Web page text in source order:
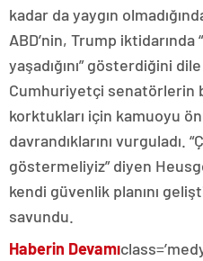
kadar da yaygın
ABD’nin, Trump
yaşadığını” gösterdiğini
Cumhuriyetçi senatörlerin
korktukları için kamuoyu
davrandıklarını vurguladı.
göstermeliyiz” diyen
kendi güvenlik planını
savundu.
Haberin Devamı